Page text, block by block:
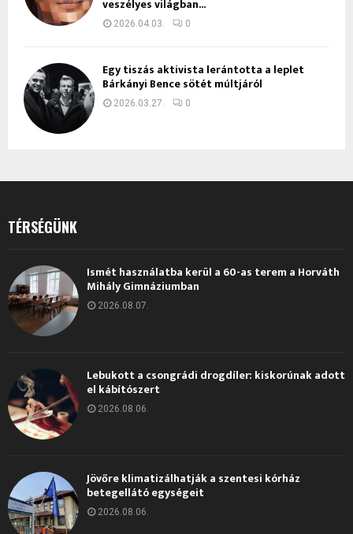
veszélyes világban...
2026.04.03. 0
Egy tiszás aktivista lerántotta a leplet
Bárkányi Bence sötét múltjáról
2026.03.27. 0
TÉRSÉGÜNK
Ismét használatba kerül a 60-as terem a Horváth
Mihály Gimnáziumban
2026.08.07.
Lebukott a csongrádi drogdíler: kiskorúnak adott
el kábítószert
2026.08.06.
Jövőre klimatizálhatják a szentesi kórház
betegellátó egységeit
2026.08.06.